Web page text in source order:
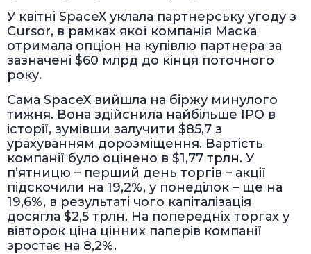
У квітні SpaceX уклала партнерську угоду з
Cursor, в рамках якої компанія Маска
отримала опціон на купівлю партнера за
зазначені $60 млрд до кінця поточного
року.
Сама SpaceX вийшла на біржу минулого
тижня. Вона здійснила найбільше IPO в
історії, зумівши залучити $85,7 з
урахуванням дорозміщення. Вартість
компанії було оцінено в $1,77 трлн. У
п’ятницю – перший день торгів – акції
підскочили на 19,2%, у понеділок – ще на
19,6%, в результаті чого капіталізація
досягла $2,5 трлн. На попередніх торгах у
вівторок ціна цінних паперів компанії
зростає на 8,2%.